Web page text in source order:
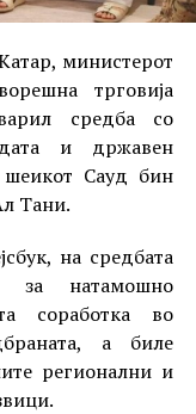
министерот
трговија
средба со
и државен
Сауд бин
Тани.
на средбата
за натамошно
соработка во
а биле
регионални и